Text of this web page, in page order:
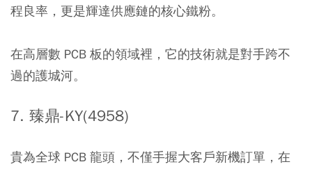
程良率，更是輝達供應鏈的核心鐵粉。
在高層數 PCB 板的領域裡，它的技術就是對手跨不
過的護城河。
7. 臻鼎-KY(4958)
貴為全球 PCB 龍頭，不僅手握大客戶新機訂單，在